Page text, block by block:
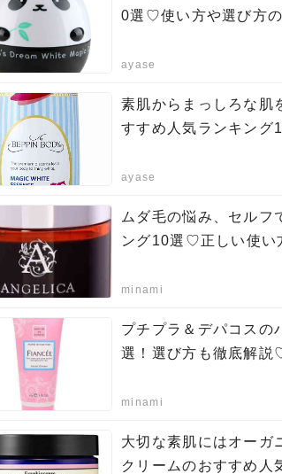
0選♡使い方や選び方の
ayase
素肌からまっしろな肌
すすめ人気ランキング
ayase
ムダ毛の悩み、セルフ
ング10選♡正しい使い
minami
プチプラ＆デパコスの
選！選び方も徹底解説
minami
大切な素肌にはオーガ
クリームのおすすめ